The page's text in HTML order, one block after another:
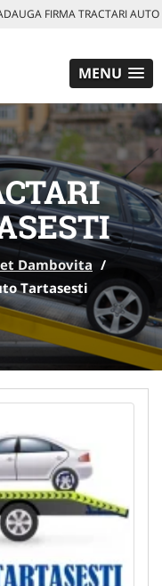
FIRMA TRACTARI AUTO
MENU
Dambovita /
Tartasesti